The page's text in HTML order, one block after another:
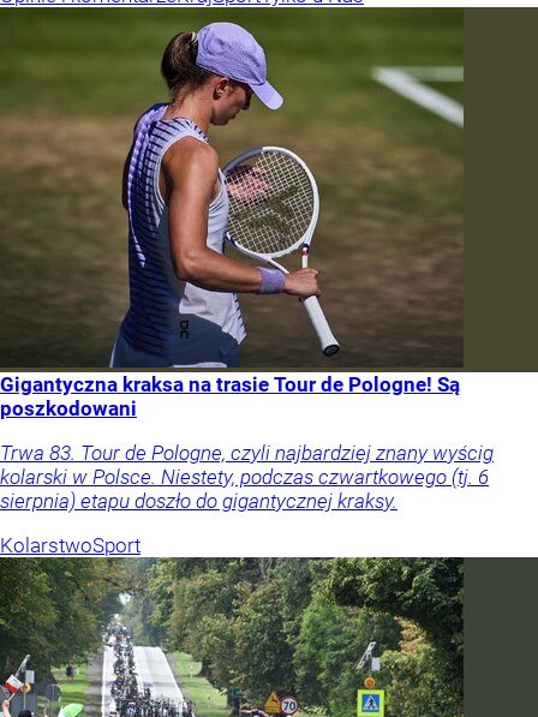
Gigantyczna kraksa na trasie Tour de Pologne! Są
poszkodowani
Trwa 83. Tour de Pologne, czyli najbardziej znany wyścig
kolarski w Polsce. Niestety, podczas czwartkowego (tj. 6
sierpnia) etapu doszło do gigantycznej kraksy.
KolarstwoSport